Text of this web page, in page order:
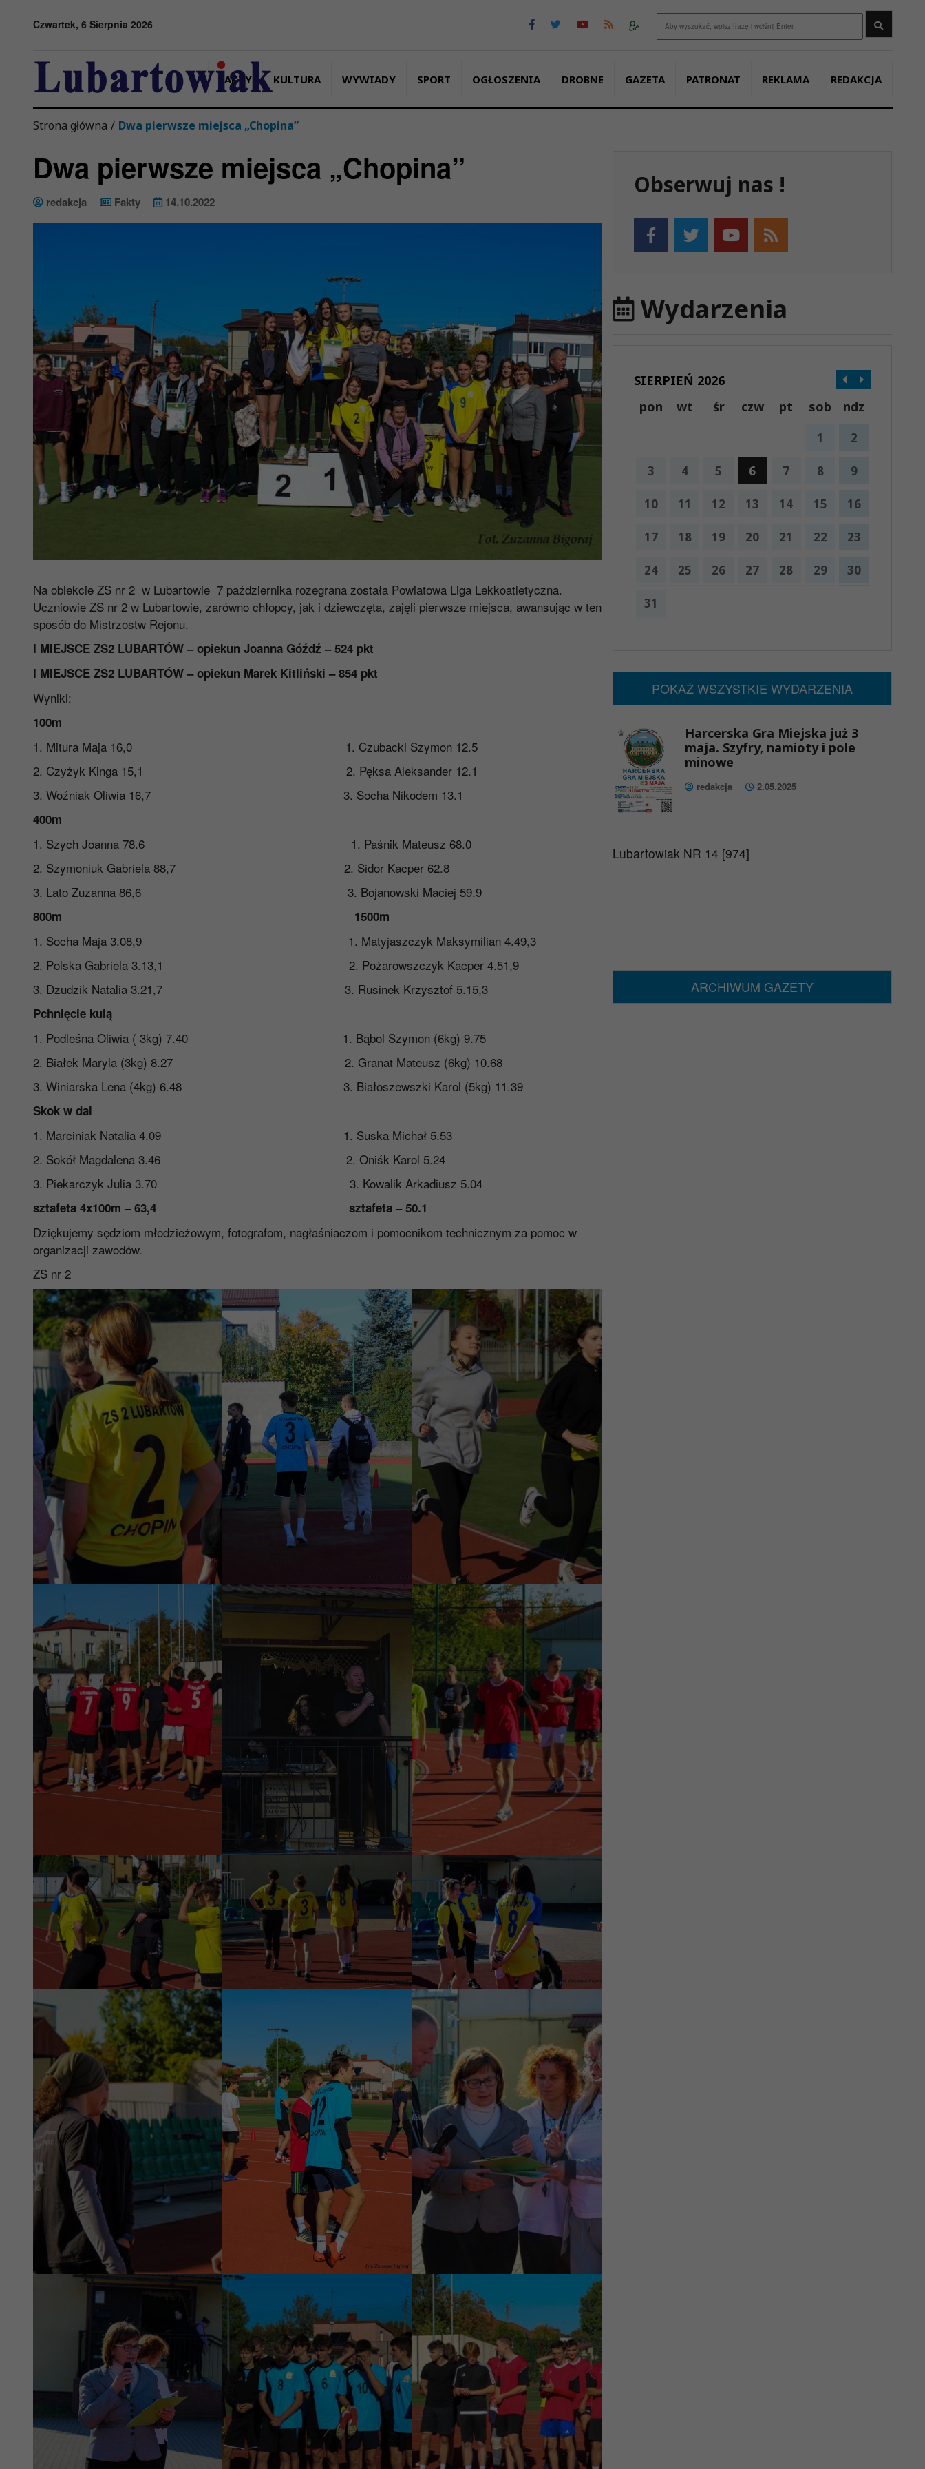
Czwartek, 6 Sierpnia 2026
FAKTY KULTURA WYWIADY SPORT OGŁOSZENIA DROBNE GAZETA PATRONAT REKLAMA REDAKCJA
Strona główna / Dwa pierwsze miejsca „Chopina”
Dwa pierwsze miejsca „Chopina”
redakcja Fakty 14.10.2022
Na obiekcie ZS nr 2 w Lubartowie 7 października rozegrana została Powiatowa Liga Lekkoatletyczna.
Uczniowie ZS nr 2 w Lubartowie, zarówno chłopcy, jak i dziewczęta, zajęli pierwsze miejsca, awansując w ten
sposób do Mistrzostw Rejonu.
I MIEJSCE ZS2 LUBARTÓW – opiekun Joanna Góźdź – 524 pkt
I MIEJSCE ZS2 LUBARTÓW – opiekun Marek Kitliński – 854 pkt
Wyniki:
100m
1. Mitura Maja 16,0 1. Czubacki Szymon 12.5
2. Czyżyk Kinga 15,1 2. Pęksa Aleksander 12.1
3. Woźniak Oliwia 16,7 3. Socha Nikodem 13.1
400m
1. Szych Joanna 78.6 1. Paśnik Mateusz 68.0
2. Szymoniuk Gabriela 88,7 2. Sidor Kacper 62.8
3. Lato Zuzanna 86,6 3. Bojanowski Maciej 59.9
800m 1500m
1. Socha Maja 3.08,9 1. Matyjaszczyk Maksymilian 4.49,3
2. Polska Gabriela 3.13,1 2. Pożarowszczyk Kacper 4.51,9
3. Dzudzik Natalia 3.21,7 3. Rusinek Krzysztof 5.15,3
Pchnięcie kulą
1. Podleśna Oliwia ( 3kg) 7.40 1. Bąbol Szymon (6kg) 9.75
2. Białek Maryla (3kg) 8.27 2. Granat Mateusz (6kg) 10.68
3. Winiarska Lena (4kg) 6.48 3. Białoszewszki Karol (5kg) 11.39
Skok w dal
1. Marciniak Natalia 4.09 1. Suska Michał 5.53
2. Sokół Magdalena 3.46 2. Oniśk Karol 5.24
3. Piekarczyk Julia 3.70 3. Kowalik Arkadiusz 5.04
sztafeta 4x100m – 63,4 sztafeta – 50.1
Dziękujemy sędziom młodzieżowym, fotografom, nagłaśniaczom i pomocnikom technicznym za pomoc w
organizacji zawodów.
ZS nr 2
Obserwuj nas !
Wydarzenia
SIERPIEŃ 2026
pon
wt śr czw pt sob ndz
1 2
3 4 5 6 7 8 9
10 11 12 13 14 15 16
17 18 19 20 21 22 23
24 25 26 27 28 29 30
31
POKAŻ WSZYSTKIE WYDARZENIA
Harcerska Gra Miejska już 3
maja. Szyfry, namioty i pole
minowe
redakcja 2.05.2025
Lubartowiak NR 14 [974]
ARCHIWUM GAZETY